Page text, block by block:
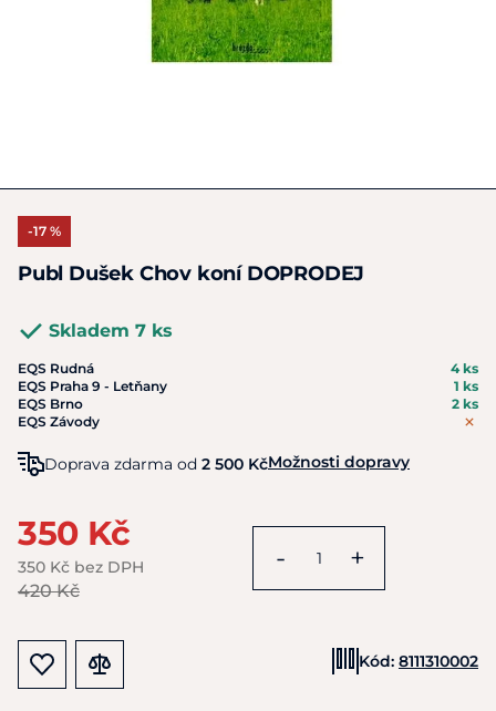
-17 %
Publ Dušek Chov koní DOPRODEJ
Skladem 7 ks
EQS Rudná
4 ks
EQS Praha 9 - Letňany
1 ks
EQS Brno
2 ks
EQS Závody
Doprava zdarma od 2 500 KčMožnosti dopravy
350 Kč
350 Kč bez DPH
420 Kč
- +
Kód: 8111310002